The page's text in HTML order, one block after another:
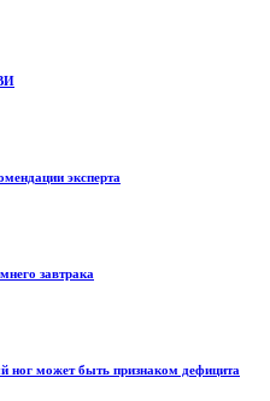
эксперта
завтрака
ног может быть признаком дефицита